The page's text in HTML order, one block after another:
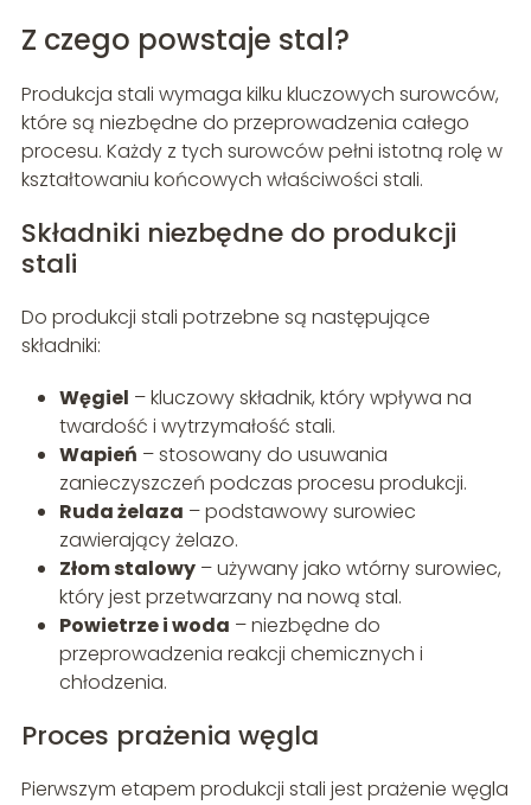
Z czego powstaje stal?
Produkcja stali wymaga kilku kluczowych surowców,
które są niezbędne do przeprowadzenia całego
procesu. Każdy z tych surowców pełni istotną rolę w
kształtowaniu końcowych właściwości stali.
Składniki niezbędne do produkcji
stali
Do produkcji stali potrzebne są następujące
składniki:
Węgiel – kluczowy składnik, który wpływa na
twardość i wytrzymałość stali.
Wapień – stosowany do usuwania
zanieczyszczeń podczas procesu produkcji.
Ruda żelaza – podstawowy surowiec
zawierający żelazo.
Złom stalowy– używany jako wtórny surowiec,
który jest przetwarzany na nową stal.
Powietrze i woda – niezbędne do
przeprowadzenia reakcji chemicznych i
chłodzenia.
Proces prażenia węgla
Pierwszym etapem produkcji stali jest prażenie węgla